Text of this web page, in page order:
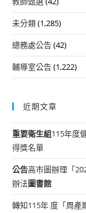
未分類(1,285)
總務處公告(42)
輔導室公告(1,222)
近期文章
重要衛生組115年度
得獎名單
公告高市圖辦理「
辦法圖書館
轉知115年 度「周產